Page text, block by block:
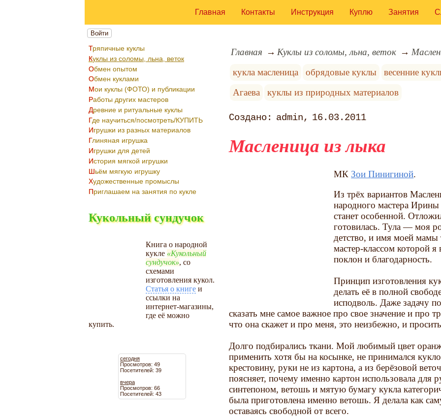
Главная Контакты Инструкция Куплю Занятия
Войти
Тряпичные куклы
Куклы из соломы, льна, веток
Обмен опытом
Обмен куклами
Мои куклы (ФОТО) и публикации
Работы других мастеров
Древние и ритуальные куклы
Где научиться/посмотреть/КУПИТЬ
Игрушки из разных материалов
Глиняная игрушка
Игрушки для детей
История мягкой игрушки
Шьём мягкую игрушку
Художественные промыслы
Приглашаем на занятия по кукле
Кукольный сундучок
Книга о народной
кукле
Кукольный
сундучок , со
схемами
изготовления кукол.
Статья о книге и
ссылки на
интернет-магазины,
где её можно
купить.
сегодня
Просмотров: 49
Посетителей: 39
вчера
Просмотров: 66
Посетителей: 43
Главная Куклы из соломы, льна, веток
кукла масленица
обрядовые куклы весенние
Агаева
куклы из природных материалов
admin 16.03.2011
Масленица из лыка
МК Зои Пинигиной.
Из трёх вариантов
народного мастера
станет особенной.
готовилась. Тула — моя
детство, и имя моей
мастер-классом которой
поклон и благодарность.
Принцип изготовления
делать её в полной
исподволь. Даже задачу
сказать мне самое важное про свое значение и про
что она скажет и про меня, это неизбежно, и
Долго подбирались ткани. Мой любимый цвет
применить хотя бы на косынке, не принимался
крестовину, руки не из картона, а из берёзовой
поясняет, почему именно картон использовала для
синтепоном, ветошь и мятую бумагу кукла
была приготовлена именно ветошь. Я делала как
оставаясь свободной от всего.